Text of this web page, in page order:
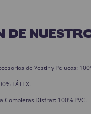
DE
de Vestir y Pelucas:
LÁTEX.
Completas Disfraz: 100% PVC.